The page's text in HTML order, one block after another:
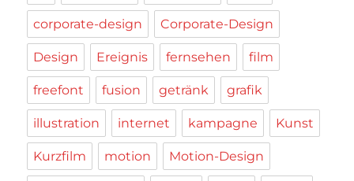
corporate-design Corporate-Design
Design Ereignis fernsehen film
freefont fusion getränk grafik
illustration internet kampagne Kunst
Kurzfilm motion Motion-Design